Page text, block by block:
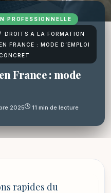
PROFESSIONNELLE
DROITS À LA FORMATION
FRANCE : MODE D’EMPLOI
CONCRET
France : mode
2025 11 min de lecture
rapides du